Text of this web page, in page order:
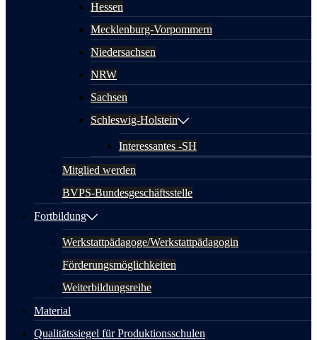
Hessen
Mecklenburg-Vorpommern
Niedersachsen
NRW
Sachsen
Schleswig-Holstein
Interessantes -SH
Mitglied werden
BVPS-Bundesgeschäftsstelle
Fortbildung
Werkstattpädagoge/Werkstattpädagogin
Förderungsmöglichkeiten
Weiterbildungsreihe
Material
Qualitätssiegel für Produktionsschulen